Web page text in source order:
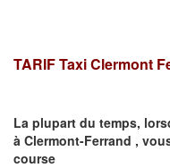
TARIF TaxiClermont
La plupart du temps,
à Clermont-Ferrand ,
course